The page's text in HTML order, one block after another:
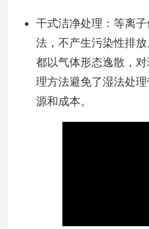
干式洁净处理：等离
法，不产生污染性排
都以气体形态逸散，
理方法避免了湿法处
源和成本。